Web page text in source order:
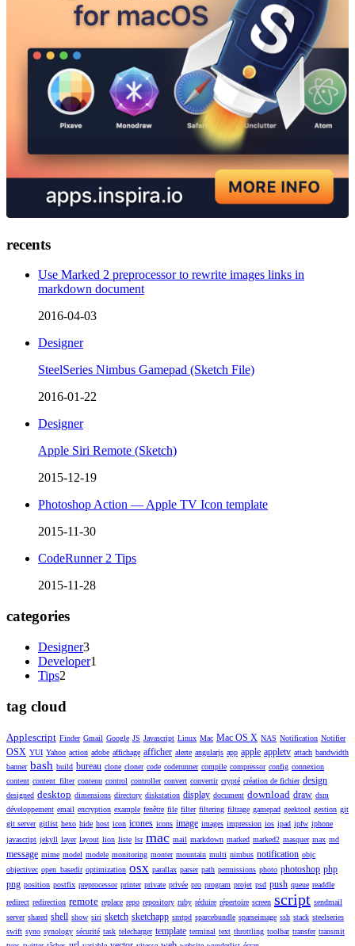
recents
Use Marked 2 preprocessor to rewrite images links in
markdown document
2016-04-03
Designer
SteelSeries Nimbus Gamepad (Sketch File)
2016-01-22
Designer
Apple Siri Remote (Sketch)
2015-12-19
Photoshop Action — Apple TV Icon template
2015-11-30
CodeRunner 2 Tips
2015-11-28
categories
Designer3
Developer1
Tips2
tag cloud
Applescript Finder Gmail Google JS Javascript Linux Mac Mac OS X NAS Notification Notifier
OSX YUI Yahoo action adobe affichage afficher alerte angularjs app apple appletv attach bandwidth
banner bash build bureau clone cloner code coderunner compile compressor config connexion
content content_filter contenu control controller convert convertir crypté création de fichier design
designed desktop dimensions directory diskstation display document download draw dsm
développement email encryption example fenêtre file filter filtering filtrage gamepad geektool gestion git
git server gitlist hexo hide host icon icones icons image images impression ios ipad ipfw iphone
javascript jekyll layer layout lion liste lsr mac mail markdown marked marked2 masquer max md
message mime model modele monitoring monter mountain multi nimbus notification objc
objectivec open_basedir optimization osx parallax parser path permissions photo photoshop php
png position postfix preprocessor printer private privée pro program projet psd push queue readdle
redirect redirection remote replace repo repository ruby réduire répertoire screen script sendmail
server shared shell show siri sketch sketchapp smtpd sparcebundle sparseimage ssh stack steelseries
swift syno synology sécurité task telecharger template terminal text throttling toolbar transfer transmit